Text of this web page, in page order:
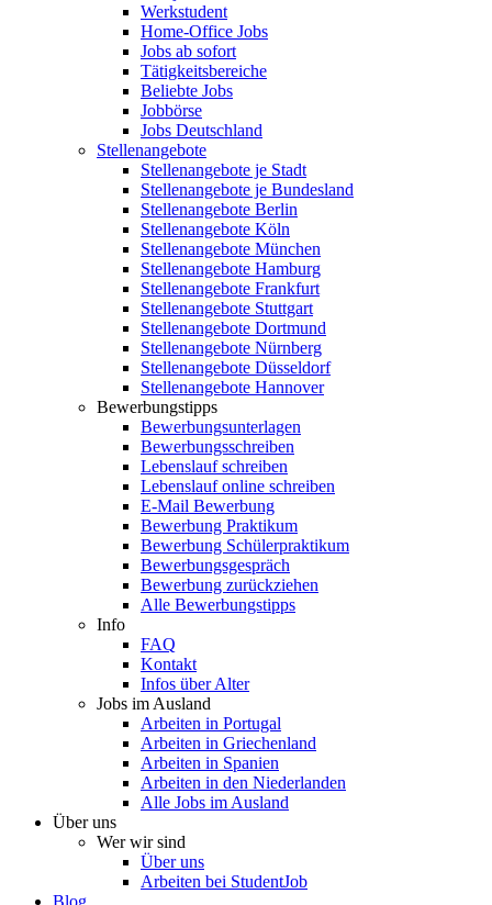
Werkstudent
Home-Office Jobs
Jobs ab sofort
Tätigkeitsbereiche
Beliebte Jobs
Jobbörse
Jobs Deutschland
Stellenangebote
Stellenangebote je Stadt
Stellenangebote je Bundesland
Stellenangebote Berlin
Stellenangebote Köln
Stellenangebote München
Stellenangebote Hamburg
Stellenangebote Frankfurt
Stellenangebote Stuttgart
Stellenangebote Dortmund
Stellenangebote Nürnberg
Stellenangebote Düsseldorf
Stellenangebote Hannover
Bewerbungstipps
Bewerbungsunterlagen
Bewerbungsschreiben
Lebenslauf schreiben
Lebenslauf online schreiben
E-Mail Bewerbung
Bewerbung Praktikum
Bewerbung Schülerpraktikum
Bewerbungsgespräch
Bewerbung zurückziehen
Alle Bewerbungstipps
Info
FAQ
Kontakt
Infos über Alter
Jobs im Ausland
Arbeiten in Portugal
Arbeiten in Griechenland
Arbeiten in Spanien
Arbeiten in den Niederlanden
Alle Jobs im Ausland
Über uns
Wer wir sind
Über uns
Arbeiten bei StudentJob
Blog